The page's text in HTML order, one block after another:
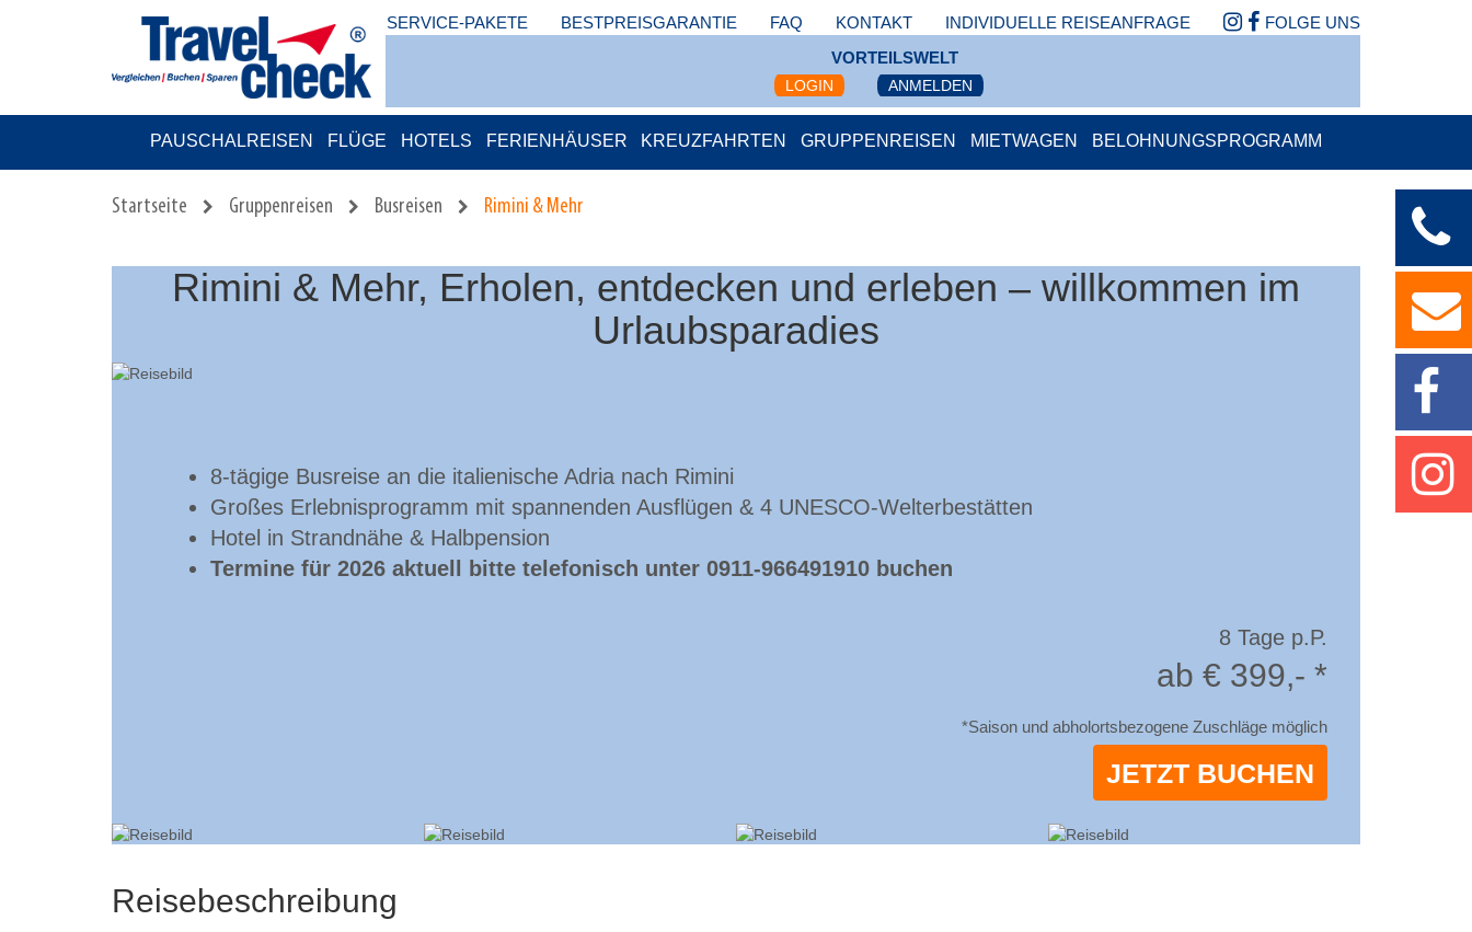
FOLGE UNS
INDIVIDUELLE REISEANFRAGE
KONTAKT
FAQ
BESTPREISGARANTIE
SERVICE-PAKETE
VORTEILSWELT
LOGIN ANMELDEN
PAUSCHALREISEN FLÜGE HOTELS FERIENHÄUSER KREUZFAHRTEN GRUPPENREISEN MIETWAGEN BELOHNUNGSPROGRAMM
Startseite Gruppenreisen Busreisen Rimini & Mehr
Rimini & Mehr, Erholen, entdecken und erleben – willkommen im
Urlaubsparadies
8-tägige Busreise an die italienische Adria nach Rimini
Großes Erlebnisprogramm mit spannenden Ausflügen & 4 UNESCO-Welterbestätten
Hotel in Strandnähe & Halbpension
Termine für 2026 aktuell bitte telefonisch unter 0911-966491910 buchen
8 Tage p.P.
ab € 399,- *
*Saison und abholortsbezogene Zuschläge möglich
JETZT BUCHEN
Reisebeschreibung